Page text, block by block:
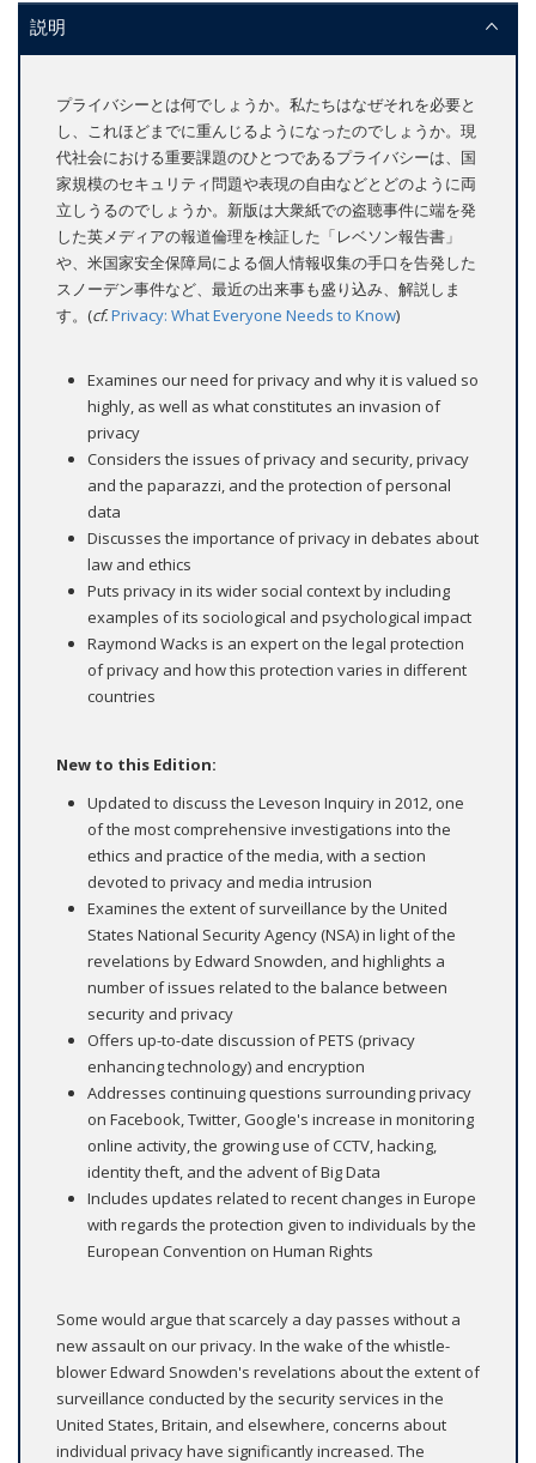
説明
プライバシーとは何でしょうか。私たちはなぜそれを必要と
し、これほどまでに重んじるようになったのでしょうか。現
代社会における重要課題のひとつであるプライバシーは、国
家規模のセキュリティ問題や表現の自由などとどのように両
立しうるのでしょうか。新版は大衆紙での盗聴事件に端を発
した英メディアの報道倫理を検証した「レベソン報告書」
や、米国家安全保障局による個人情報収集の手口を告発した
スノーデン事件など、最近の出来事も盛り込み、解説しま
す。(cf.Privacy: What Everyone Needs to Know)
Examines our need for privacy and why it is valued so
highly, as well as what constitutes an invasion of
privacy
Considers the issues of privacy and security, privacy
and the paparazzi, and the protection of personal
data
Discusses the importance of privacy in debates about
law and ethics
Puts privacy in its wider social context by including
examples of its sociological and psychological impact
Raymond Wacks is an expert on the legal protection
of privacy and how this protection varies in different
countries
New to this Edition:
Updated to discuss the Leveson Inquiry in 2012, one
of the most comprehensive investigations into the
ethics and practice of the media, with a section
devoted to privacy and media intrusion
Examines the extent of surveillance by the United
States National Security Agency (NSA) in light of the
revelations by Edward Snowden, and highlights a
number of issues related to the balance between
security and privacy
Offers up-to-date discussion of PETS (privacy
enhancing technology) and encryption
Addresses continuing questions surrounding privacy
on Facebook, Twitter, Google's increase in monitoring
online activity, the growing use of CCTV, hacking,
identity theft, and the advent of Big Data
Includes updates related to recent changes in Europe
with regards the protection given to individuals by the
European Convention on Human Rights
Some would argue that scarcely a day passes without a
new assault on our privacy. In the wake of the whistle-
blower Edward Snowden's revelations about the extent of
surveillance conducted by the security services in the
United States, Britain, and elsewhere, concerns about
individual privacy have significantly increased. The